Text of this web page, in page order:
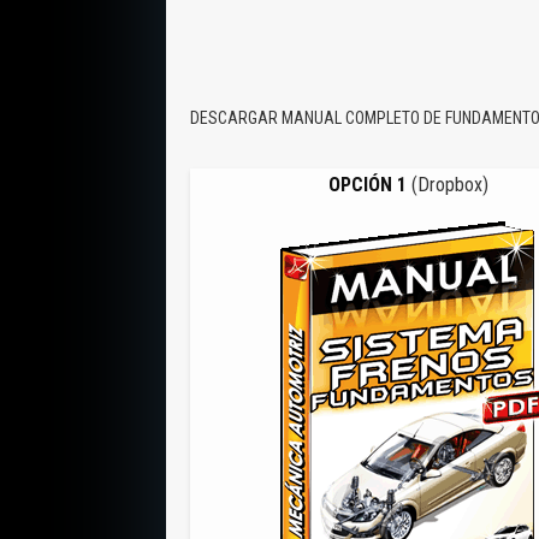
DESCARGAR MANUAL COMPLETO DE
OPCIÓN 1 (Dropbox)